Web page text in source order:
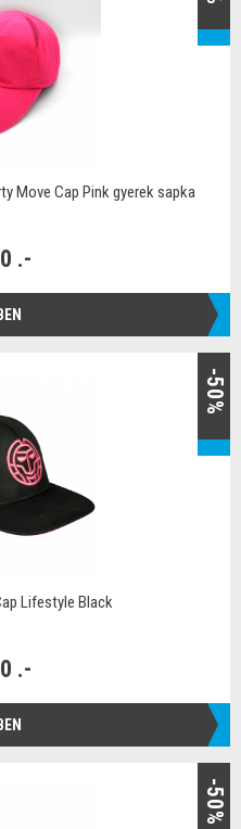
Move Cap Pink gyerek sapka
.-
-50%
Lifestyle Black
.-
-50%